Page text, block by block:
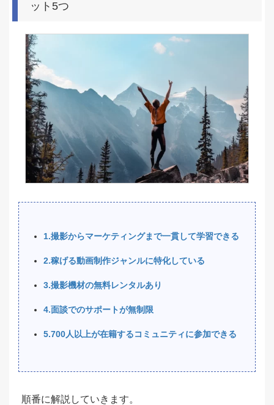
ット5つ
1.撮影からマーケティングまで一貫して学習できる
2.稼げる動画制作ジャンルに特化している
3.撮影機材の無料レンタルあり
4.面談でのサポートが無制限
5.700人以上が在籍するコミュニティに参加できる
順番に解説していきます。